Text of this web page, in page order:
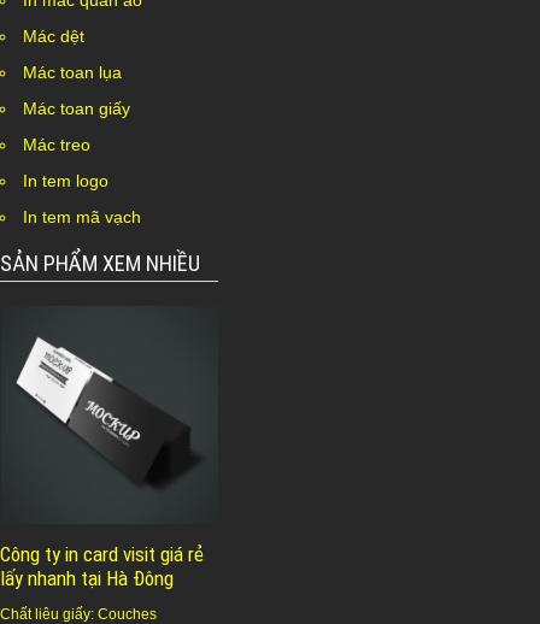
Mác dệt
Mác toan lụa
Mác toan giấy
Mác treo
In tem logo
In tem mã vạch
SẢN PHẨM XEM NHIỀU
Công ty in card visit giá rẻ
lấy nhanh tại Hà Đông
Chất liêu giấy: Couches